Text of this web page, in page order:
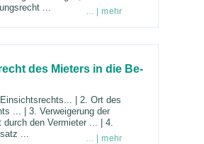
...
… | mehr
des Mie­ters in die Be­
| 2. Ort des
... | 3. Verweigerung der
durch den Vermieter ... | 4.
...
… | mehr